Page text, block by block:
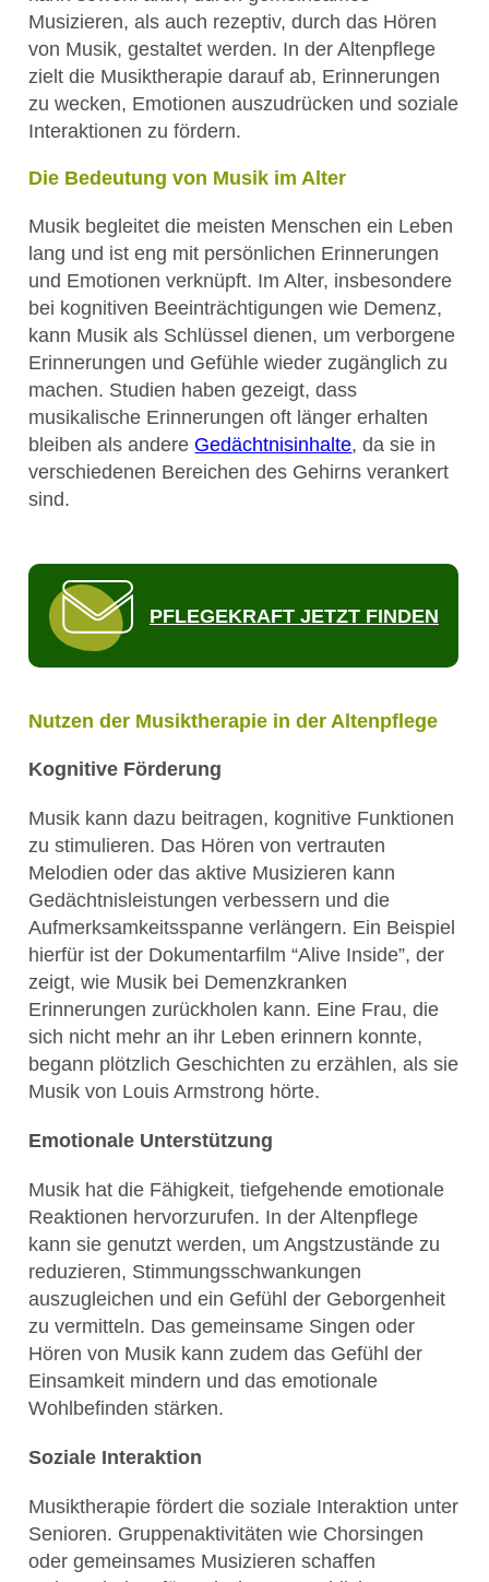
Musizieren, als auch rezeptiv, durch das Hören
von Musik, gestaltet werden. In der Altenpflege
zielt die Musiktherapie darauf ab, Erinnerungen
zu wecken, Emotionen auszudrücken und soziale
Interaktionen zu fördern.
Die Bedeutung von Musik im Alter
Musik begleitet die meisten Menschen ein Leben
lang und ist eng mit persönlichen Erinnerungen
und Emotionen verknüpft. Im Alter, insbesondere
bei kognitiven Beeinträchtigungen wie Demenz,
kann Musik als Schlüssel dienen, um verborgene
Erinnerungen und Gefühle wieder zugänglich zu
machen. Studien haben gezeigt, dass
musikalische Erinnerungen oft länger erhalten
bleiben als andere Gedächtnisinhalte, da sie in
verschiedenen Bereichen des Gehirns verankert
sind.
PFLEGEKRAFT JETZT FINDEN
Nutzen der Musiktherapie in der Altenpflege
Kognitive Förderung
Musik kann dazu beitragen, kognitive Funktionen
zu stimulieren. Das Hören von vertrauten
Melodien oder das aktive Musizieren kann
Gedächtnisleistungen verbessern und die
Aufmerksamkeitsspanne verlängern. Ein Beispiel
hierfür ist der Dokumentarfilm “Alive Inside”, der
zeigt, wie Musik bei Demenzkranken
Erinnerungen zurückholen kann. Eine Frau, die
sich nicht mehr an ihr Leben erinnern konnte,
begann plötzlich Geschichten zu erzählen, als sie
Musik von Louis Armstrong hörte.
Emotionale Unterstützung
Musik hat die Fähigkeit, tiefgehende emotionale
Reaktionen hervorzurufen. In der Altenpflege
kann sie genutzt werden, um Angstzustände zu
reduzieren, Stimmungsschwankungen
auszugleichen und ein Gefühl der Geborgenheit
zu vermitteln. Das gemeinsame Singen oder
Hören von Musik kann zudem das Gefühl der
Einsamkeit mindern und das emotionale
Wohlbefinden stärken.
Soziale Interaktion
Musiktherapie fördert die soziale Interaktion unter
Senioren. Gruppenaktivitäten wie Chorsingen
oder gemeinsames Musizieren schaffen